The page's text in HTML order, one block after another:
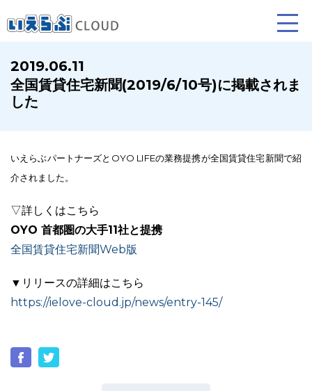
賃貸仲介
2019.06.11
全国賃貸住宅新聞(2019/6/10号)に掲載されま
した
いえらぶパートナーズとOYO LIFEの業務提携が全国賃貸住宅新聞で紹
介されました。
▽詳しくはこちら
OYO 首都圏の大手11社と提携
全国賃貸住宅新聞Web版
▼リリースの詳細はこちら
https://ielove-cloud.jp/news/entry-145/